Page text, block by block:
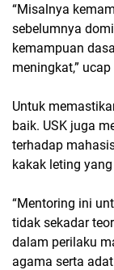
“Misalnya
sebelumnya
kemampuan
meningkat,”
Untuk
baik. USK juga
terhadap
kakak leting
“Mentoring ini
tidak sekadar
dalam perilaku
agama serta